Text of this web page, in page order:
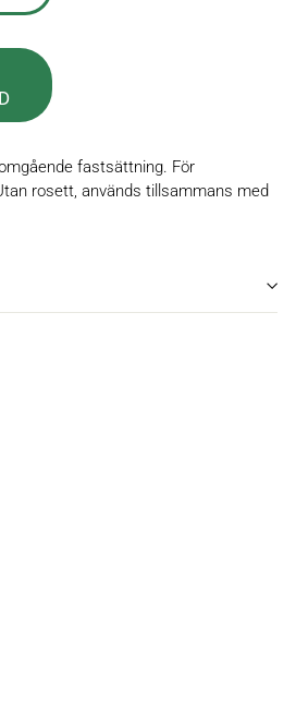
fastsättning. För
rosett, används tillsammans med